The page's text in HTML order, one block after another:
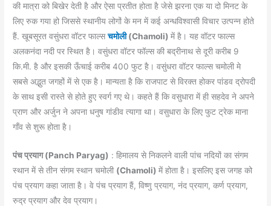
की मात्रा को बिखेर देती है और ऐसा प्रतीत होता है जेसे झरना एक या दो मिनट के
लिए रुक गया हो जिससे स्थानीय लोगों के मन में कई अन्धविश्वासी विचार उत्पन्न होते
हैं. खूबसूरत वसुंधरा वाॅटर फाल्सचमोली(Chamoli)में है। यह वाॅटर फाल्स
अलकनंदा नदी पर स्थित है। वसुंधरा वाॅटर फॉल्स की बद्रीनाथ से दूरी करीब 9
कि.मी. है और इसकी ऊँचाई करीब 400 फुट है। वसुंधरा वाॅटर फाल्स चमोली मे
सबसे अद्भुत जगहों में से एक है। मान्यता है कि राजपाट से विरक्त होकर पांडव द्रोपदी
के साथ इसी रास्ते से होते हुए स्वर्ग गए थे। कहते हैं कि वसुधारा में ही सहदेव ने अपने
प्राण और अर्जुन ने अपना धनुष गांडीव त्यागा था। वसुधारा के लिए फुट ट्रेक माना
गाँव से शुरू होता है।
पंच प्रयाग (Panch Paryag) : हिमालय से निकलने वाली पांच नदियों का संगम
स्थान में से तीन संगम स्थान चमोली (Chamoli)में होता है। इसलिए इस जगह को
पंच प्रयाग कहा जाता है। वे पंच प्रयाग हैं, विष्णु प्रयाग, नंद प्रयाग, कर्ण प्रयाग,
रुद्र प्रयाग और देव प्रयाग।